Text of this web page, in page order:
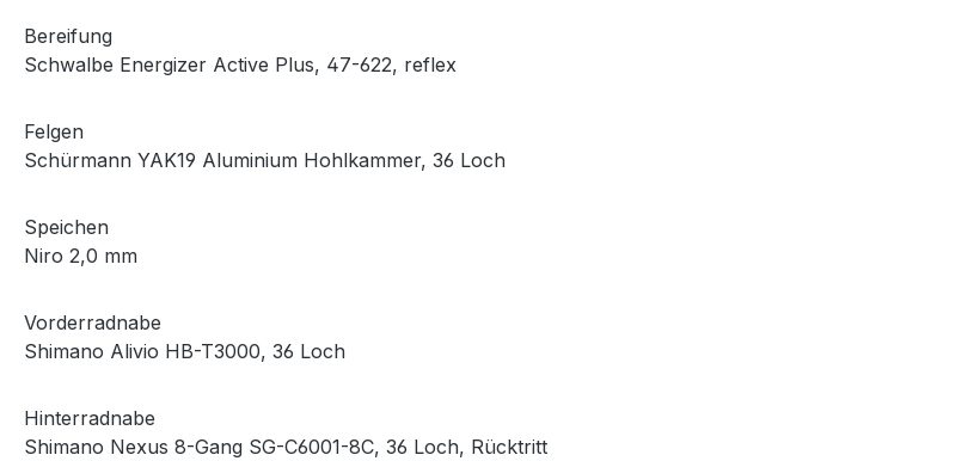
Bereifung
Schwalbe Energizer Active Plus, 47-622, reflex
Felgen
Schürmann YAK19 Aluminium Hohlkammer, 36 Loch
Speichen
Niro 2,0 mm
Vorderradnabe
Shimano Alivio HB-T3000, 36 Loch
Hinterradnabe
Shimano Nexus 8-Gang SG-C6001-8C, 36 Loch, Rücktritt